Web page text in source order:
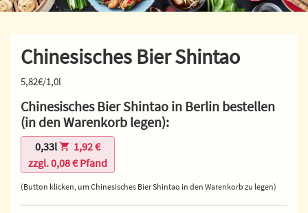
Chinesisches Bier Shintao
5,82€/1,0l
Chinesisches Bier Shintao in Berlin bestellen
(in den Warenkorb legen):
0,33l
1,92 €
zzgl. 0,08 € Pfand
(Button klicken, um Chinesisches Bier Shintao in den Warenkorb zu legen)